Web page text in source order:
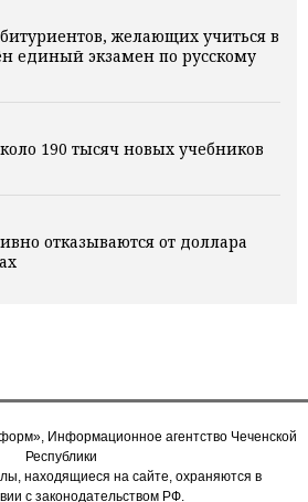
желающих учиться в
единый экзамен по русскому
190 тысяч новых учебников
отказываются от доллара
Информационное агентство Чеченской
Республики
находящиеся на сайте, охраняются в
с законодательством РФ.